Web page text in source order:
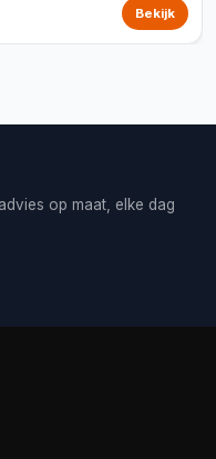
Bekijk
op maat, elke dag